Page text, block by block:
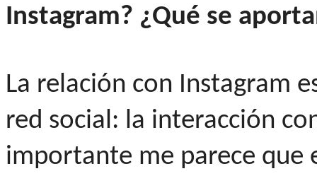
Instagram? ¿Qué se
La relación con Instagram
red social: la interacción
importante me parece que